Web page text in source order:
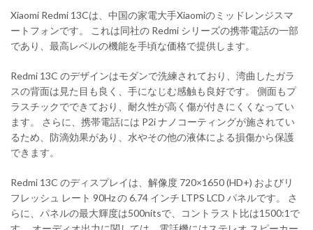
Xiaomi Redmi 13Cは、中国の家電大手Xiaomiのミッドレンジスマ
ートフォンです。 これは同社の Redmi シリーズの携帯電話の一部
であり、最高レベルの機能を手頃な価格で提供します。
Redmi 13C のデザインはモダンで洗練されており、湾曲したガラ
スの背面は見た目も良く、手になじむ感触も良好です。 側面もプ
ラスチックでできており、耐久性が高く傷が付きにくくなってい
ます。 さらに、携帯電話には P2i ナノコーティングが施されてい
るため、防滴効果があり、水やその他の液体による損傷から保護
できます。
Redmi 13C のディスプレイは、解像度 720×1650 (HD+) およびリ
フレッシュ レート 90Hz の 6.74 インチ LTPS LCD パネルです。 さ
らに、パネルの最大輝度は500nitsで、コントラスト比は1500:1で